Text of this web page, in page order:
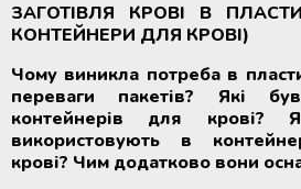
ЗАГОТІВЛЯ КРОВІ В
КОНТЕЙНЕРИ ДЛЯ КРОВІ)
Чому виникла потреба в
переваги пакетів? Які
контейнерів для крові?
використовують в
крові? Чим додатково вони